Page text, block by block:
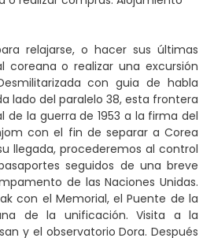
relajarse, o hacer sus últimas
coreana o realizar una excursión
con guia de habla
lado del paralelo 38, esta frontera
de la guerra de 1953 a la firma del
con el fin de separar a Corea
llegada, procederemos al control
seguidos de una breve
de las Naciones Unidas.
con el Memorial, el Puente de la
de la unificación. Visita a la
y el observatorio Dora. Después